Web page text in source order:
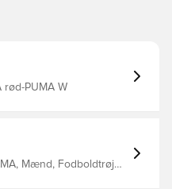
rød-PUMA W
Mænd, Fodboldtrøjer,